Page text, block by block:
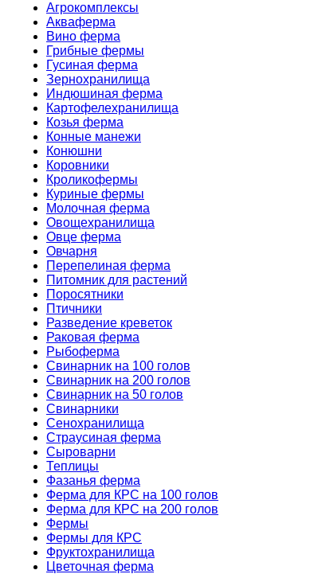
Агрокомплексы
Акваферма
Вино ферма
Грибные фермы
Гусиная ферма
Зернохранилища
Индюшиная ферма
Картофелехранилища
Козья ферма
Конные манежи
Конюшни
Коровники
Кроликофермы
Куриные фермы
Молочная ферма
Овощехранилища
Овце ферма
Овчарня
Перепелиная ферма
Питомник для растений
Поросятники
Птичники
Разведение креветок
Раковая ферма
Рыбоферма
Свинарник на 100 голов
Свинарник на 200 голов
Свинарник на 50 голов
Свинарники
Сенохранилища
Страусиная ферма
Сыроварни
Теплицы
Фазанья ферма
Ферма для КРС на 100 голов
Ферма для КРС на 200 голов
Фермы
Фермы для КРС
Фруктохранилища
Цветочная ферма